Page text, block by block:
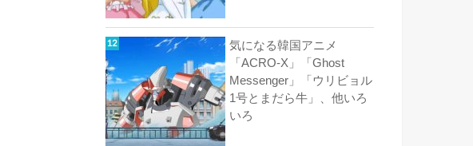
気になる韓国アニメ
「ACRO-X」「Ghost
Messenger」「ウリビョル
1号とまだら牛」、他いろ
いろ